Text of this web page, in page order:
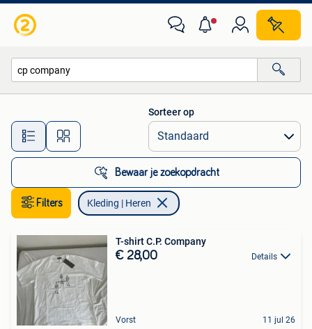
Alle afstanden…
Sorteer op
Bewaar je zoekopdracht
Filters Kleding | Heren
T-shirt C.P. Company
€ 28,00 Details
Vorst 11 jul 26